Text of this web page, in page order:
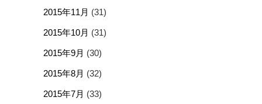
2015年11月 (31)
2015年10月 (31)
2015年9月 (30)
2015年8月 (32)
2015年7月 (33)